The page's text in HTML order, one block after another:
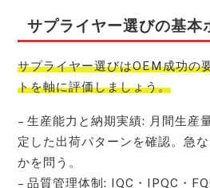
サプライヤー選びの基本
サプライヤー選びはOEM成功の
トを軸に評価しましょう。
– 生産能力と納期実績: 月間生産
定した出荷パターンを確認。急
かを問う。
– 品質管理体制: IQC・IPQC・